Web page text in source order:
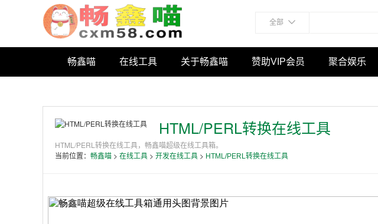
全部
畅鑫喵 在线工具 关于畅鑫喵 赞助VIP会员 聚合娱乐
HTML/PERL转换在线工具
HTML/PERL转换在线工具，畅鑫喵超级在线工具箱。
当前位置： 畅鑫喵> 在线工具> 开发在线工具> HTML/PERL转换在线工具